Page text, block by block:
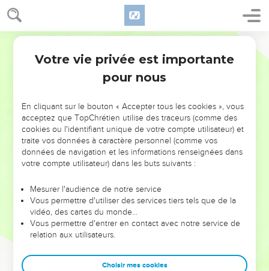
NE MANQUEZ PAS L’ÉVÉNEMENT
DE L’ANNÉE !
ET SI LEURS ERREURS POUVAIENT VOUS ÉVITER LES
VOTRES ?
leur foi ou leur vision. Mais on voit moins les doutes, les erreurs
et les saisons difficiles qu'ils ont traversés, alors même que ce
sont elles qui les ont façonnés.
Dans cette conférence, leaders, entrepreneurs, et responsables
clés pour avancer avec plus de sagesse afin que leurs erreurs
Votre vie privée est importante
pour nous
En cliquant sur le bouton « Accepter tous les cookies », vous
acceptez que TopChrétien utilise des traceurs (comme des
cookies ou l'identifiant unique de votre compte utilisateur) et
traite vos données à caractère personnel (comme vos
données de navigation et les informations renseignées dans
votre compte utilisateur) dans les buts suivants :
Mesurer l'audience de notre service
Vous permettre d'utiliser des services tiers tels que de la
vidéo, des cartes du monde…
Vous permettre d'entrer en contact avec notre service de
relation aux utilisateurs.
Choisir mes cookies